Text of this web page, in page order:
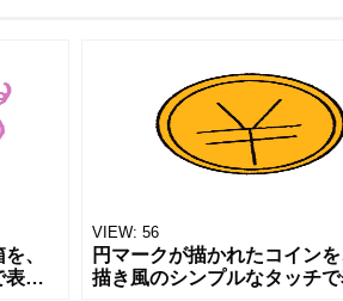
、
表現
VIEW: 56
円マークが描かれたコイン
描き風のシンプルなタッチ